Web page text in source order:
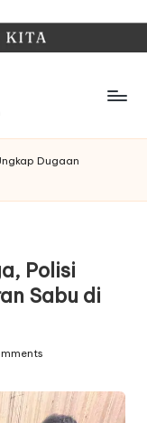
Dugaan
Polisi
Sabu di